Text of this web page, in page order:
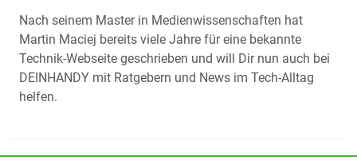
Nach seinem Master in Medienwissenschaften hat
Martin Maciej bereits viele Jahre für eine bekannte
Technik-Webseite geschrieben und will Dir nun auch bei
DEINHANDY mit Ratgebern und News im Tech-Alltag
helfen.